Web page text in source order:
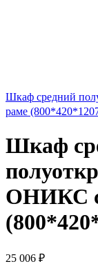
Шкаф средний
раме
Шкаф
ОНИКС
25 006 ₽